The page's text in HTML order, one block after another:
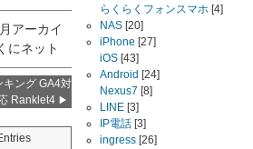
アーカイ
にネット
キング GA4対
応 Ranklet4
らくらくフォンスマホ [4]
NAS [20]
iPhone [27]
iOS [43]
Android [24]
Nexus7 [8]
LINE [3]
IP電話 [3]
ingress [26]